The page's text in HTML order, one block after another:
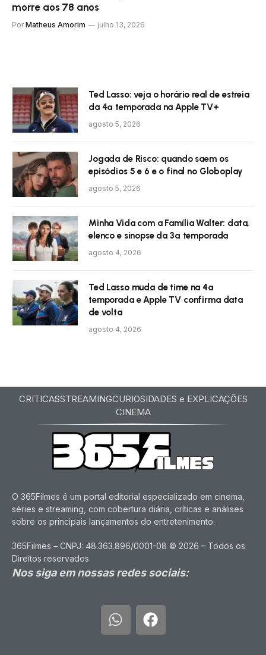
morre aos 78 anos
Por Matheus Amorim julho 13, 2026
Ted Lasso: veja o horário real de estreia
da 4ª temporada na Apple TV+
agosto 5, 2026
Jogada de Risco: quando saem os
episódios 5 e 6 e o final no Globoplay
agosto 5, 2026
Minha Vida com a Família Walter: data,
elenco e sinopse da 3ª temporada
agosto 4, 2026
Ted Lasso muda de time na 4ª
temporada e Apple TV confirma data
de volta
agosto 4, 2026
CRITICASSTREAMINGCURIOSIDADES e EXPLICAÇÕES
CINEMA
O 365Filmes é um portal editorial especializado em cinema,
séries e streaming, com cobertura diária, críticas e análises
sobre os principais lançamentos do entretenimento.
365Filmes – CNPJ: 48.363.896/0001-08 © 2026 – Todos os
Direitos reservados
Nos siga em nossas redes sociais: